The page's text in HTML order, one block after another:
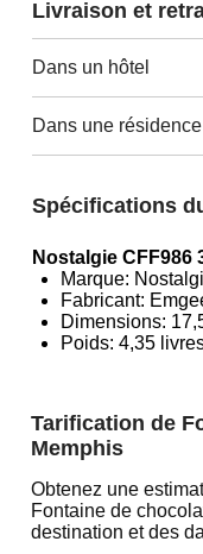
Livraison et
Dans un hôtel
Dans une
Spécifications
Nostalgie CFF986
Marque:
Fabricant:
Dimensions:
Poids: 4,35
Tarification de
Memphis
Obtenez une
Fontaine de
destination et des